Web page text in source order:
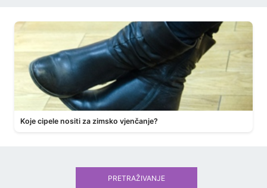
Koje cipele nositi za zimsko vjenčanje?
PRETRAŽIVANJE